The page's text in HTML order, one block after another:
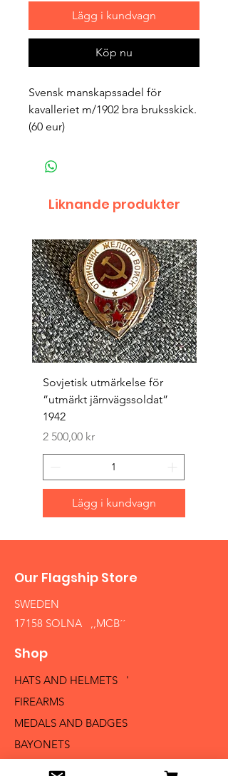
Lägg i kundvagn
Köp nu
Svensk manskapssadel för
kavalleriet m/1902 bra bruksskick.
(60 eur)
Liknande produkter
Sovjetisk utmärkelse för
”utmärkt järnvägssoldat”
1942
Pris
2 500,00 kr
Lägg i kundvagn
Our Flagship Store
SWEDEN
17158 SOLNA ,,MCB´´
Shop
HATS AND HELMETS '
FIREARMS
MEDALS AND BADGES
BAYONETS